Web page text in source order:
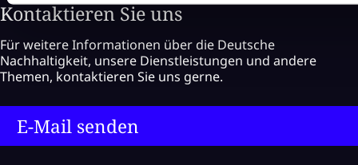
Kontaktieren Sie uns
Für weitere Informationen über die Deutsche
Nachhaltigkeit, unsere Dienstleistungen und andere
Themen, kontaktieren Sie uns gerne.
E-Mail senden